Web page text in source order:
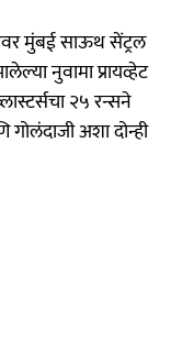
मुंबई साऊथ सेंट्रल
नुवामा प्रायव्हेट
२५ रन्सने
अशा दोन्ही